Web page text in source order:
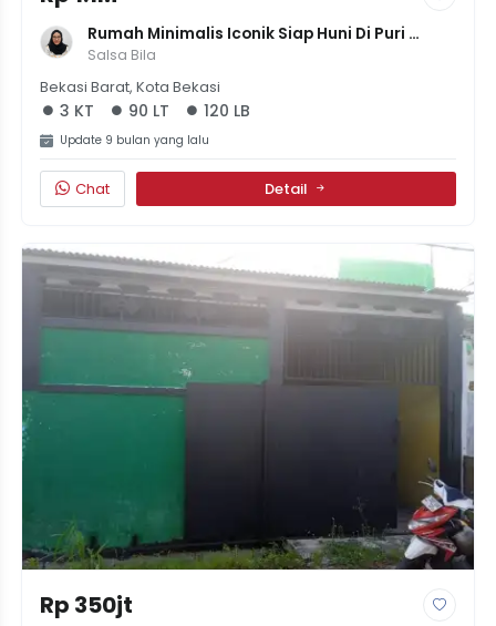
Rumah Minimalis Iconik Siap Huni Di Puri
Bintara Regency, LT 90m², 3 KT - Harga 1.05M
Salsa Bila
Bekasi Barat, Kota Bekasi
3 KT 90 LT 120 LB
Update 9 bulan yang lalu
Chat Detail
Rp 350jt